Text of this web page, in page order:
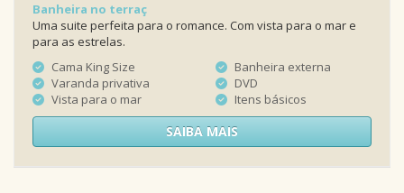
Banheira no terraç
Uma suite perfeita para o romance. Com vista para o mar e
para as estrelas.
Cama King Size
Varanda privativa
Vista para o mar
Banheira externa
DVD
Itens básicos
SAIBA MAIS